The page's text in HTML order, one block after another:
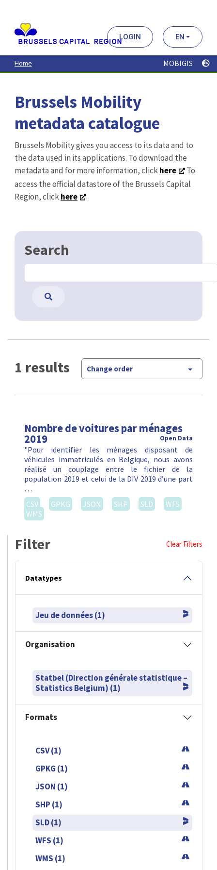
contenu
principal
LOGIN EN
Home MOBIGIS
Brussels Mobility
metadata catalogue
Brussels Mobility gives you access to its data and to
the data used in its applications. To download the
metadata and for more information, clickhere
To
access the official datastore of the Brussels Capital
Region, clickhere .
Search
1 results Change order
Nombre de voitures par ménages
2019 Open Data
"Pour identifier les ménages disposant de
véhicules immatriculés en Belgique, nous avons
réalisé un couplage entre le fichier de la
population 2019 et celui de la DIV 2019 d’une part
…
CSV
GPKG JSON SHP SLD
WFS
WMS
Filter Clear Filters
Datatypes
Jeu de données (1)
Organisation
Statbel (Direction générale statistique –
Statistics Belgium) (1)
Formats
CSV (1)
GPKG (1)
JSON (1)
SHP (1)
SLD (1)
WFS (1)
WMS (1)